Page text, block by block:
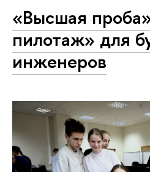
«Высшая
пилотаж» для
инженеров